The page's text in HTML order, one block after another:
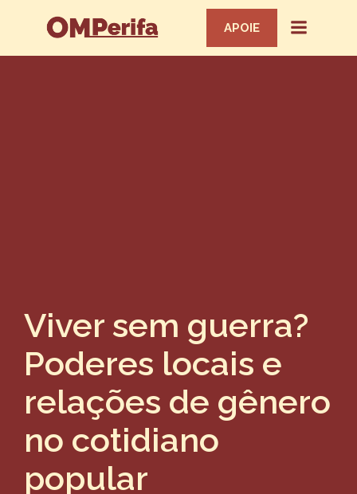
APOIE
Viver sem guerra?
Poderes locais e
relações de gênero
no cotidiano
popular